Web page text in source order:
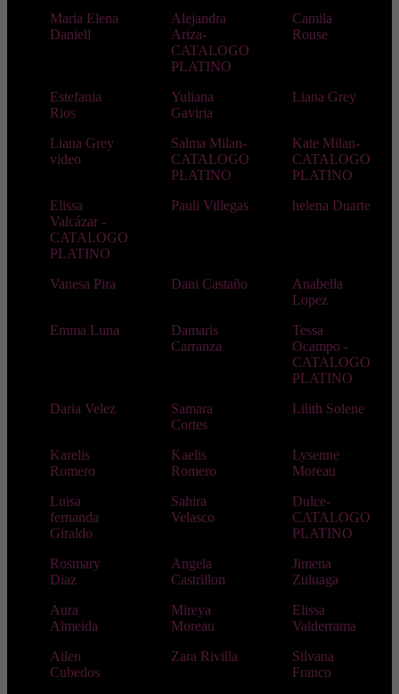
Maria Elena
Daniell
Alejandra
Ariza-
CATALOGO
PLATINO
Camila
Rouse
Estefania
Rios
Yuliana
Gaviria
Liana Grey
Liana Grey
video
Salma Milan-
CATALOGO
PLATINO
Kate Milan-
CATALOGO
PLATINO
Elissa
Valcázar -
CATALOGO
PLATINO
Pauli Villegas helena Duarte
Vanesa Pira Dani Castaño
Anabella
Lopez
Emma Luna
Damaris
Carranza
Tessa
Ocampo -
CATALOGO
PLATINO
Daria Velez
Samara
Cortes
Lilith Solene
Karelis
Romero
Kaelis
Romero
Lysenne
Moreau
Luisa
fernanda
Giraldo
Sahira
Velasco
Dulce-
CATALOGO
PLATINO
Rosmary
Diaz
Angela
Castrillon
Jimena
Zuluaga
Aura
Almeida
Mireya
Moreau
Elissa
Valderrama
Ailen
Cubedos
Zara Rivilla
Silvana
Franco